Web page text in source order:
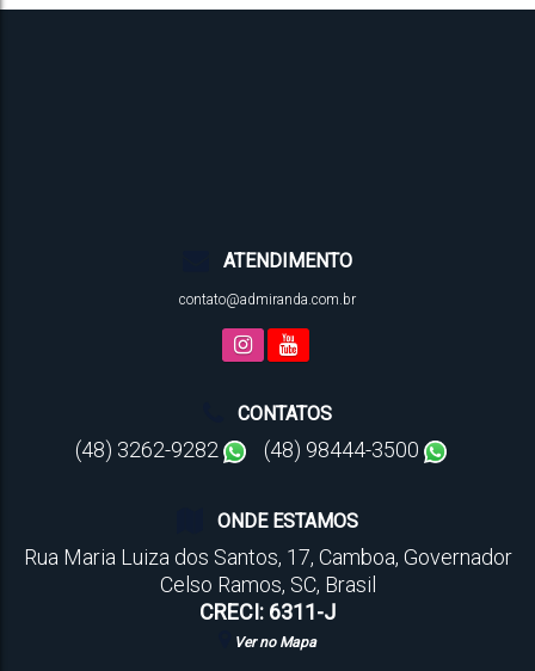
ATENDIMENTO
contato@admiranda.com.br
CONTATOS
(48) 3262-9282 (48) 98444-3500
ONDE ESTAMOS
Rua Maria Luiza dos Santos, 17, Camboa, Governador
Celso Ramos, SC, Brasil
CRECI: 6311-J
Ver no Mapa